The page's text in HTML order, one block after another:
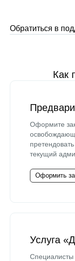
Обратиться в
Как
Оформите
текущий
Оформить
Услуга
Специалисты